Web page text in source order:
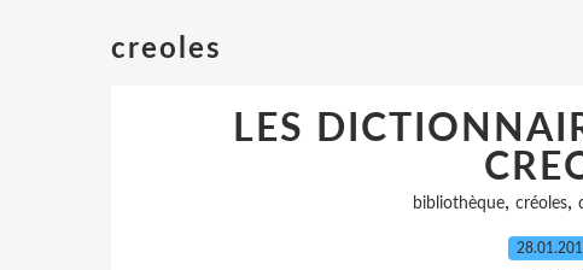
creoles
LES
bibliothèque, créoles,